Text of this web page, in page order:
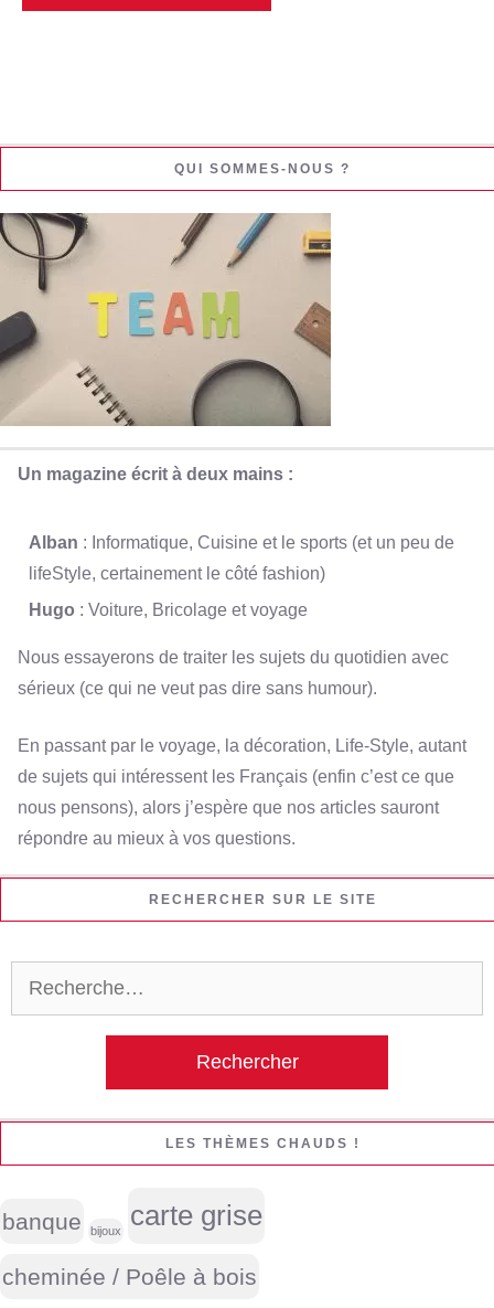
QUI SOMMES-NOUS ?
Un magazine écrit à deux mains :
Alban : Informatique, Cuisine et le sports (et un peu de
lifeStyle, certainement le côté fashion)
Hugo : Voiture, Bricolage et voyage
Nous essayerons de traiter les sujets du quotidien avec
sérieux (ce qui ne veut pas dire sans humour).
En passant par le voyage, la décoration, Life-Style, autant
de sujets qui intéressent les Français (enfin c’est ce que
nous pensons), alors j’espère que nos articles sauront
répondre au mieux à vos questions.
RECHERCHER SUR LE SITE
Rechercher :
LES THÈMES CHAUDS !
banque bijoux carte grise
cheminée / Poêle à bois